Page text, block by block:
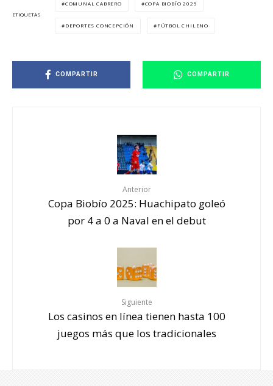
ETIQUETAS
COMUNAL CABRERO COPA BIOBÍO 2025
DEPORTES CONCEPCIÓN FÚTBOL CHILENO
COMPARTIR COMPARTIR
Anterior
Copa Biobío 2025: Huachipato goleó
por 4 a 0 a Naval en el debut
Siguiente
Los casinos en línea tienen hasta 100
juegos más que los tradicionales